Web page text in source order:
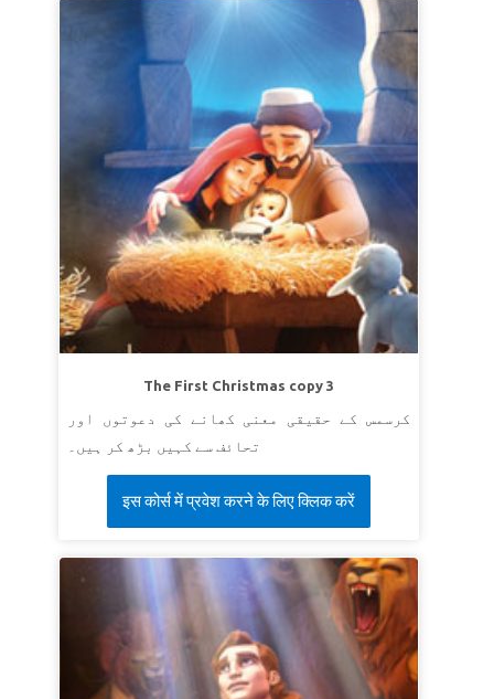
The First Christmas copy 3
کرسمس کے حقیقی معنی کھانے کی دعوتوں اور
इस कोर्स में प्रवेश करने के लिए क्लिक करें